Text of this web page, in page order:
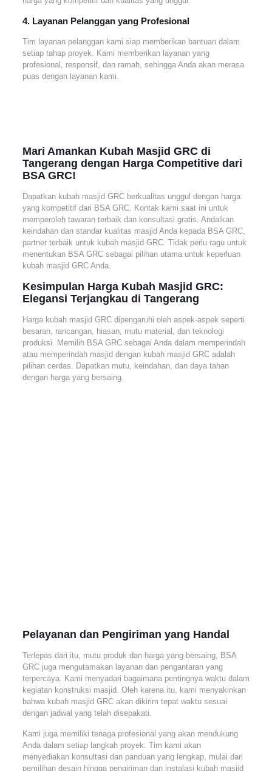
4. Layanan Pelanggan yang Profesional
Tim layanan pelanggan kami siap memberikan bantuan dalam
setiap tahap proyek. Kami memberikan layanan yang
profesional, responsif, dan ramah, sehingga Anda akan merasa
puas dengan layanan kami.
Mari Amankan Kubah Masjid GRC di
Tangerang dengan Harga Competitive dari
BSA GRC!
Dapatkan kubah masjid GRC berkualitas unggul dengan harga
yang kompetitif dari BSA GRC. Kontak kami saat ini untuk
memperoleh tawaran terbaik dan konsultasi gratis. Andalkan
keindahan dan standar kualitas masjid Anda kepada BSA GRC,
partner terbaik untuk kubah masjid GRC. Tidak perlu ragu untuk
menentukan BSA GRC sebagai pilihan utama untuk keperluan
kubah masjid GRC Anda.
Kesimpulan Harga Kubah Masjid GRC:
Elegansi Terjangkau di Tangerang
Harga kubah masjid GRC dipengaruhi oleh aspek-aspek seperti
besaran, rancangan, hiasan, mutu material, dan teknologi
produksi. Memilih BSA GRC sebagai Anda dalam memperindah
atau memperindah masjid dengan kubah masjid GRC adalah
pilihan cerdas. Dapatkan mutu, keindahan, dan daya tahan
dengan harga yang bersaing.
Pelayanan dan Pengiriman yang Handal
Terlepas dari itu, mutu produk dan harga yang bersaing, BSA
GRC juga mengutamakan layanan dan pengantaran yang
terpercaya. Kami menyadari bagaimana pentingnya waktu dalam
kegiatan konstruksi masjid. Oleh karena itu, kami menyakinkan
bahwa kubah masjid GRC akan dikirim tepat waktu sesuai
dengan jadwal yang telah disepakati.
Kami juga memiliki tenaga profesional yang akan mendukung
Anda dalam setiap langkah proyek. Tim kami akan
menyediakan konsultasi dan panduan yang lengkap, mulai dari
pemilihan desain hingga pengiriman dan instalasi kubah masjid